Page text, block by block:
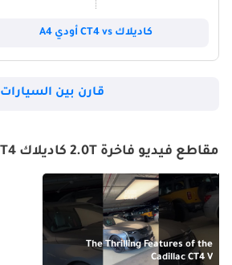
كاديلاك CT4 vs أودي A4
قارن بين السيارات
مقاطع فيديو فاخرة 2.0T كاديلاك CT4
The Thrilling Features of the
Cadillac CT4 V